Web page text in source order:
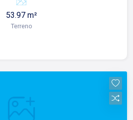
-01 banheiro social; -Área
Para mais
de visita, entre em
53.97 m²
Terreno